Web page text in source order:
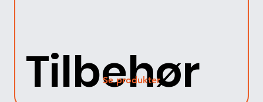
Tilbehør
Se produkter